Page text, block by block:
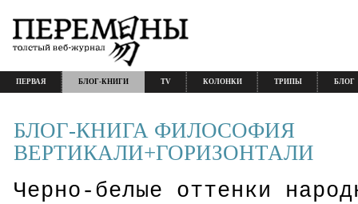
ПЕРВАЯ БЛОГ-КНИГИ TV КОЛОНКИ ТРИПЫ БЛОГ
БЛОГ-КНИГА ФИЛОСОФИЯ
ВЕРТИКАЛИ+ГОРИЗОНТАЛИ
Черно-белые оттенки